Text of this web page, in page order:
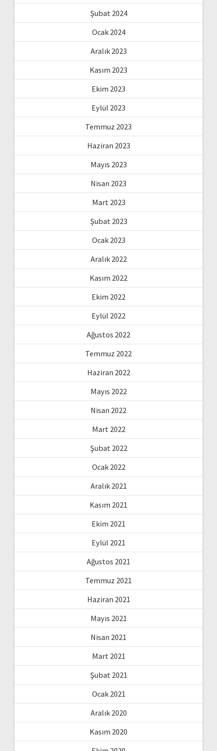
Şubat 2024
Ocak 2024
Aralık 2023
Kasım 2023
Ekim 2023
Eylül 2023
Temmuz 2023
Haziran 2023
Mayıs 2023
Nisan 2023
Mart 2023
Şubat 2023
Ocak 2023
Aralık 2022
Kasım 2022
Ekim 2022
Eylül 2022
Ağustos 2022
Temmuz 2022
Haziran 2022
Mayıs 2022
Nisan 2022
Mart 2022
Şubat 2022
Ocak 2022
Aralık 2021
Kasım 2021
Ekim 2021
Eylül 2021
Ağustos 2021
Temmuz 2021
Haziran 2021
Mayıs 2021
Nisan 2021
Mart 2021
Şubat 2021
Ocak 2021
Aralık 2020
Kasım 2020